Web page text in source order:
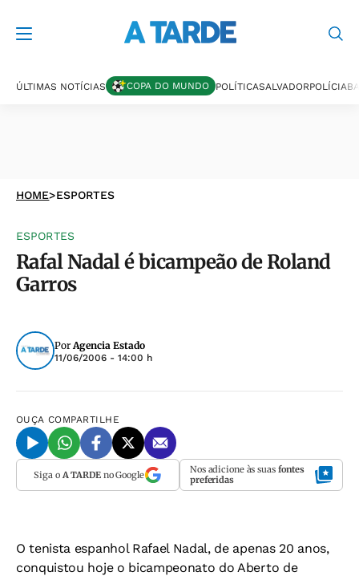
ÚLTIMAS NOTÍCIAS COPA DO MUNDO POLÍTICASALVADORPOLÍCIA
HOME>ESPORTES
ESPORTES
Rafal Nadal é bicampeão de Roland
Garros
PorAgencia Estado
11/06/2006 - 14:00 h
OUÇA COMPARTILHE
Siga o A TARDEno Google Nos adicione às suas fontes
preferidas
O tenista espanhol Rafael Nadal, de apenas 20 anos,
conquistou hoje o bicampeonato do Aberto de